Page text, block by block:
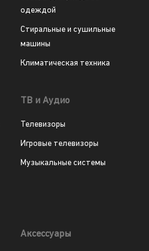
одеждой
Стиральные и сушильные
машины
Климатическая техника
ТВ и Аудио
Телевизоры
Игровые телевизоры
Музыкальные системы
Аксессуары